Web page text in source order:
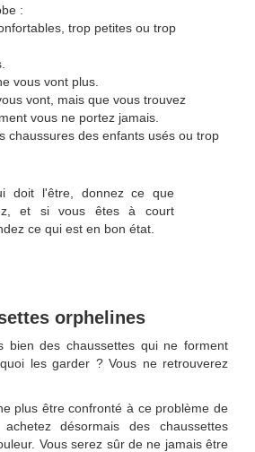
:
trop petites ou trop
vous vont plus.
vont, mais que vous trouvez
vous ne portez jamais.
chaussures des enfants usés ou trop
doit l'être, donnez ce que
et si vous êtes à court
ce qui est en bon état.
orphelines
bien des chaussettes qui ne forment
les garder ? Vous ne retrouverez
plus être confronté à ce problème de
achetez désormais des chaussettes
Vous serez sûr de ne jamais être